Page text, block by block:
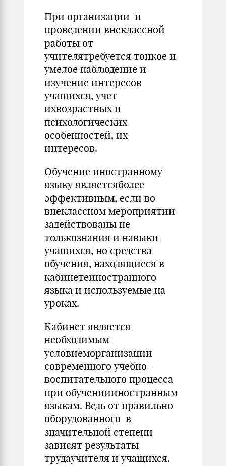
При организации и
проведении внеклассной
работы от
учителятребуется тонкое и
умелое наблюдение и
изучение интересов
учащихся, учет
ихвозрастных и
психологических
особенностей, их
интересов.
Обучение иностранному
языку являетсяболее
эффективным, если во
внеклассном мероприятии
задействованы не
толькознания и навыки
учащихся, но средства
обучения, находящиеся в
кабинетеиностранного
языка и используемые на
уроках.
Кабинет является
необходимым
условиеморганизации
современного учебно-
воспитательного процесса
при обучениииностранным
языкам. Ведь от правильно
оборудованного в
значительной степени
зависят результаты
трудаучителя и учащихся.